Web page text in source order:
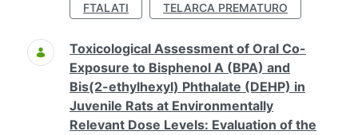
FTALATI
TELARCA PREMATURO
Toxicological Assessment of Oral Co-
Exposure to Bisphenol A (BPA) and
Bis(2-ethylhexyl) Phthalate (DEHP) in
Juvenile Rats at Environmentally
Relevant Dose Levels: Evaluation of the